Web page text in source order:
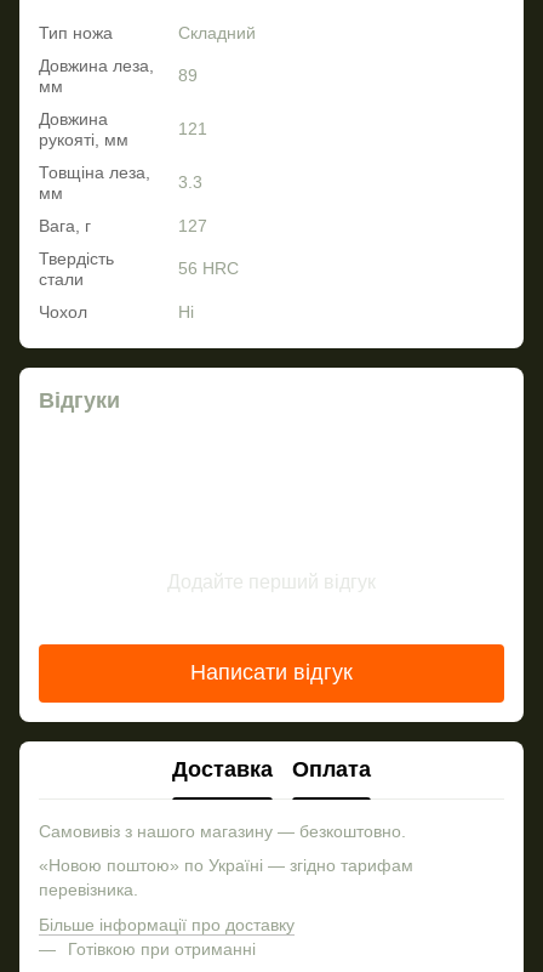
Тип ножа
Складний
Довжина леза,
мм
89
Довжина
рукояті, мм
121
Товщіна леза,
мм
3.3
Вага, г
127
Твердість
стали
56 HRC
Чохол Ні
Відгуки
Додайте перший відгук
Написати відгук
Доставка Оплата
Самовивіз з нашого магазину — безкоштовно.
«Новою поштою» по Україні — згідно тарифам
перевізника.
Більше інформації про доставку
Готівкою при отриманні